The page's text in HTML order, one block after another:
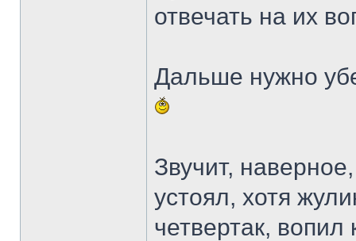
отвечать на их
Дальше нужно
Звучит,
устоял, хотя
четвертак,